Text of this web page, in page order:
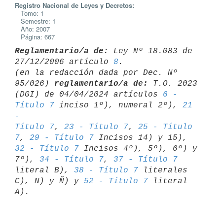
Registro Nacional de Leyes y Decretos:
Tomo: 1
Semestre: 1
Año: 2007
Página: 667
Reglamentario/a de:
Ley Nº 18.083 de
27/12/2006 artículo 8 .
(en la redacción dada por Dec. Nº
95/026) reglamentario/a de:
T.O. 2023
(DGI) de 04/04/2024 artículos 6 -
Título 7 inciso 1º), numeral 2º), 21
-
Título 7, 23 - Título 7, 25 - Título
7, 29 - Título 7 Incisos 14) y 15),
32 - Título 7 Incisos 4º), 5º), 6º) y
7º), 34 - Título 7, 37 - Título 7
literal B), 38 - Título 7 literales
C), N) y Ñ) y 52 - Título 7 literal